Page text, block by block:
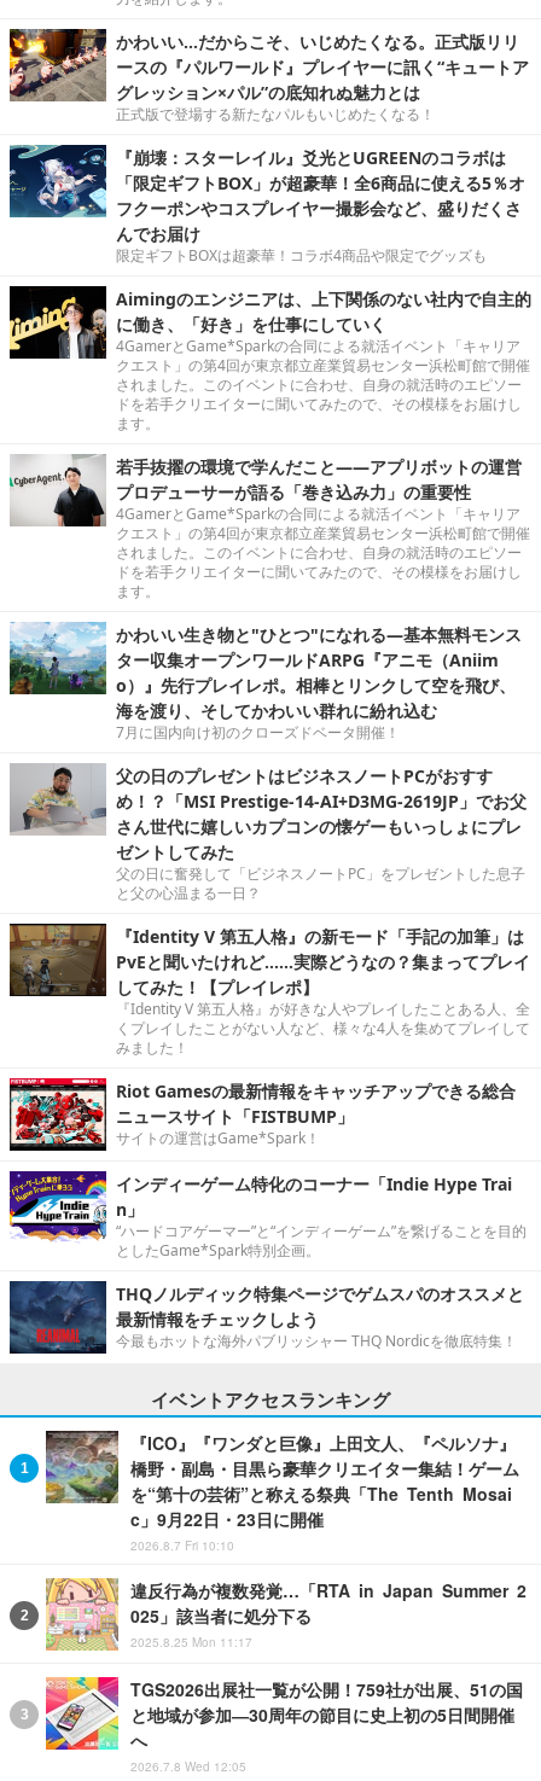
かわいい…だからこそ、いじめたくなる。正式版リリ
ースの『パルワールド』プレイヤーに訊く“キュートア
グレッション×パル”の底知れぬ魅力とは
正式版で登場する新たなパルもいじめたくなる！
『崩壊：スターレイル』爻光とUGREENのコラボは
「限定ギフトBOX」が超豪華！全6商品に使える5％オ
フクーポンやコスプレイヤー撮影会など、盛りだくさ
んでお届け
限定ギフトBOXは超豪華！コラボ4商品や限定でグッズも
Aimingのエンジニアは、上下関係のない社内で自主的
に働き、「好き」を仕事にしていく
4GamerとGame*Sparkの合同による就活イベント「キャリア
クエスト」の第4回が東京都立産業貿易センター浜松町館で開催
されました。このイベントに合わせ、自身の就活時のエピソー
ドを若手クリエイターに聞いてみたので、その模様をお届けし
ます。
若手抜擢の環境で学んだこと――アプリボットの運営
プロデューサーが語る「巻き込み力」の重要性
4GamerとGame*Sparkの合同による就活イベント「キャリア
クエスト」の第4回が東京都立産業貿易センター浜松町館で開催
されました。このイベントに合わせ、自身の就活時のエピソー
ドを若手クリエイターに聞いてみたので、その模様をお届けし
ます。
かわいい生き物と"ひとつ"になれる―基本無料モンス
ター収集オープンワールドARPG『アニモ（Aniim
o）』先行プレイレポ。相棒とリンクして空を飛び、
海を渡り、そしてかわいい群れに紛れ込む
7月に国内向け初のクローズドベータ開催！
父の日のプレゼントはビジネスノートPCがおすす
め！？「MSI Prestige-14-AI+D3MG-2619JP」でお父
さん世代に嬉しいカプコンの懐ゲーもいっしょにプレ
ゼントしてみた
父の日に奮発して「ビジネスノートPC」をプレゼントした息子
と父の心温まる一日？
『Identity V 第五人格』の新モード「手記の加筆」は
PvEと聞いたけれど……実際どうなの？集まってプレイ
してみた！【プレイレポ】
『Identity V 第五人格』が好きな人やプレイしたことある人、全
くプレイしたことがない人など、様々な4人を集めてプレイして
みました！
Riot Gamesの最新情報をキャッチアップできる総合
ニュースサイト「FISTBUMP」
サイトの運営はGame*Spark！
インディーゲーム特化のコーナー「Indie Hype Trai
n」
“ハードコアゲーマー”と“インディーゲーム”を繋げることを目的
としたGame*Spark特別企画。
THQノルディック特集ページでゲムスパのオススメと
最新情報をチェックしよう
今最もホットな海外パブリッシャー THQ Nordicを徹底特集！
イベントアクセスランキング
『ICO』『ワンダと巨像』上田文人、『ペルソナ』
橋野・副島・目黒ら豪華クリエイター集結！ゲーム
を“第十の芸術”と称える祭典「The Tenth Mosai
c」9月22日・23日に開催
2026.8.7 Fri 10:10
違反行為が複数発覚…「RTA in Japan Summer 2
025」該当者に処分下る
2025.8.25 Mon 11:17
TGS2026出展社一覧が公開！759社が出展、51の国
と地域が参加―30周年の節目に史上初の5日間開催
へ
2026.7.8 Wed 12:05